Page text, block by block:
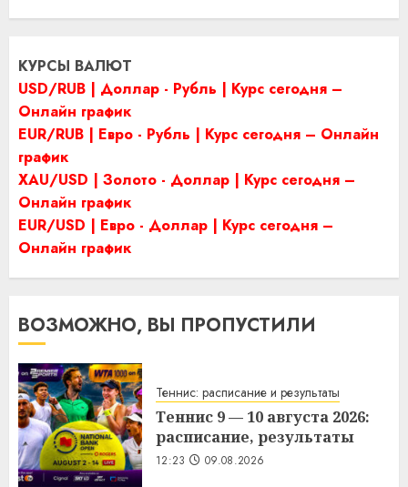
КУРСЫ ВАЛЮТ
USD/RUB | Доллар - Рубль | Курс сегодня –
Онлайн график
EUR/RUB | Евро - Рубль | Курс сегодня – Онлайн
график
XAU/USD | Золото - Доллар | Курс сегодня –
Онлайн график
EUR/USD | Евро - Доллар | Курс сегодня –
Онлайн график
ВОЗМОЖНО, ВЫ ПРОПУСТИЛИ
Теннис: расписание и результаты
Теннис 9 — 10 августа 2026:
расписание, результаты
12:23 09.08.2026